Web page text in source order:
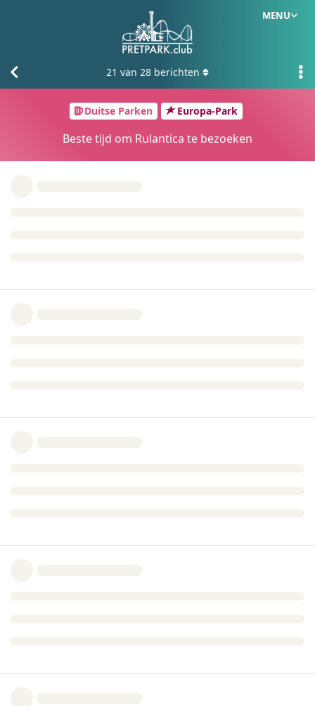
MENU
Duitse Parken Europa-Park
Beste tijd om Rulantica te bezoeken
21 van 28 berichten